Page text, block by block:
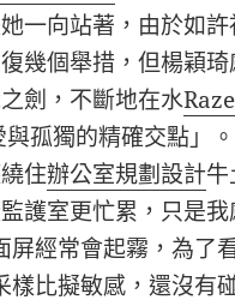
一向站著，由於如
幾個舉措，但楊穎
劍，不斷地在水
孤獨的精確交點」
住辦公室規劃設計
護室更忙累，只是
屏經常會起霧，為了
樣比擬敏感，還沒有